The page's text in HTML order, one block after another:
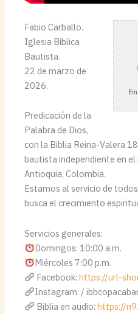
Fabio Carballo.
Iglesia Bíblica
Bautista.
22 de marzo de
2026.
Predicación de la
Palabra de Dios,
con la Biblia Reina-Valera
bautista independiente en el
Antioquia, Colombia.
Estamos al servicio de
busca el crecimiento
Servicios generales:
Domingos: 10:00 a.m.
Miércoles 7:00 p.m.
Facebook: https://url-
Instagram: /
Biblia en audio: https://